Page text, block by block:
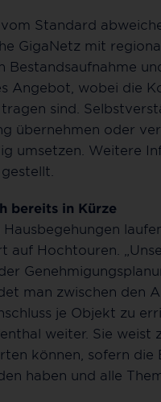
Standard
GigaNetz mit
Bestandsaufnahme
Angebot, wobei die
tragen sind.
übernehmen oder
umsetzen. Weitere
bereits in Kürze
Hausbegehungen
auf Hochtouren.
man zwischen den
je Objekt zu
weiter. Sie weist
können, sofern die
haben und alle